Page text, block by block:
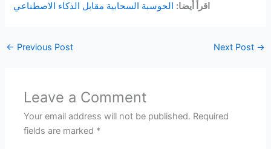
اقرأ أيضا: الحوسبة السحابية مقابل الذكاء الاصطناعي
← Previous Post Next Post →
Leave a Comment
Your email address will not be published. Required
fields are marked *